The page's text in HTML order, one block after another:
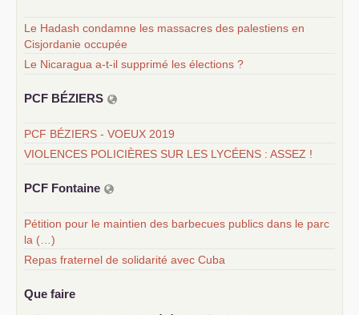
Le Hadash condamne les massacres des palestiens en
Cisjordanie occupée
Le Nicaragua a-t-il supprimé les élections ?
PCF BÉZIERS
PCF BÉZIERS - VOEUX 2019
VIOLENCES POLICIÈRES SUR LES LYCÉENS : ASSEZ !
PCF Fontaine
Pétition pour le maintien des barbecues publics dans le parc
la (…)
Repas fraternel de solidarité avec Cuba
Que faire